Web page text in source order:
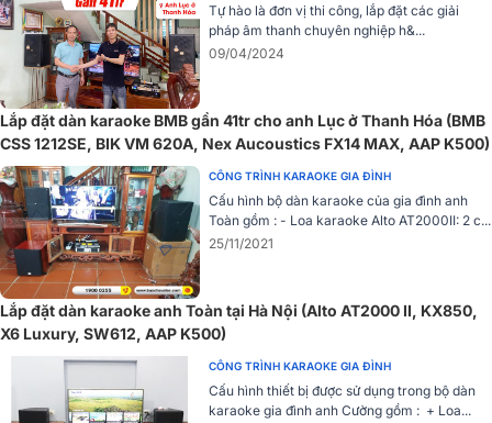
Tự hào là đơn vị thi công, lắp đặt các giải
pháp âm thanh chuyên nghiệp h&...
09/04/2024
Lắp đặt dàn karaoke BMB gần 41tr cho anh Lục ở Thanh Hóa (BMB
CSS 1212SE, BIK VM 620A, Nex Aucoustics FX14 MAX, AAP K500)
CÔNG TRÌNH KARAOKE GIA ĐÌNH
Cấu hình bộ dàn karaoke của gia đình anh
Toàn gồm : - Loa karaoke Alto AT2000II: 2 c...
25/11/2021
Lắp đặt dàn karaoke anh Toàn tại Hà Nội (Alto AT2000 II, KX850,
X6 Luxury, SW612, AAP K500)
CÔNG TRÌNH KARAOKE GIA ĐÌNH
Cấu hình thiết bị được sử dụng trong bộ dàn
karaoke gia đình anh Cường gồm : + Loa...